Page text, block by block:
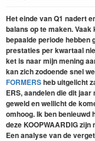
Het einde vanQ1 nadert
bal­ans op te mak­en.
bepaalde peri­ode hebben
presta­ties per kwartaal
ket is naar mijn mening
kan zich zodoende snel
FORM­ERSheb uit­gelicht
ERS, aande­len die dit jaar
geweld en wellicht de
omhoog.Ik ben benieuwd
dezeKOOP­WAARDIGzijn
Een analyse van de